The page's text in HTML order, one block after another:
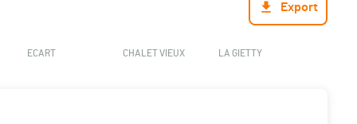
Export
ECART CHALET VIEUX LA GIETTY